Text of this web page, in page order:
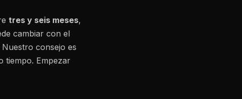
tres y seis meses,
cambiar con el
consejo es
tiempo. Empezar